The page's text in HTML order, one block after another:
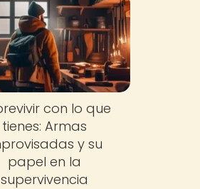
con lo que
tienes: Armas
y su
papel en la
supervivencia